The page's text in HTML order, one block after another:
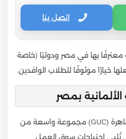
اتصل بنا
بها في مصر ودوليًا (خاصة
خيارًا موثوقًا للطلاب الوافدين.
بمصر
تقدم الجامعة الألمانية بالقاهرة (GUC) مجموعة واسعة من
تُلبي احتياجات سوق العمل